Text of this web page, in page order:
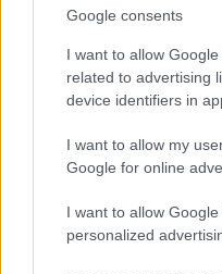
Google consents
I want to allow
related to advertising
device identifiers in
I want to allow my
Google for online
I want to allow
personalized
A Székesegyház
vörös homokkő